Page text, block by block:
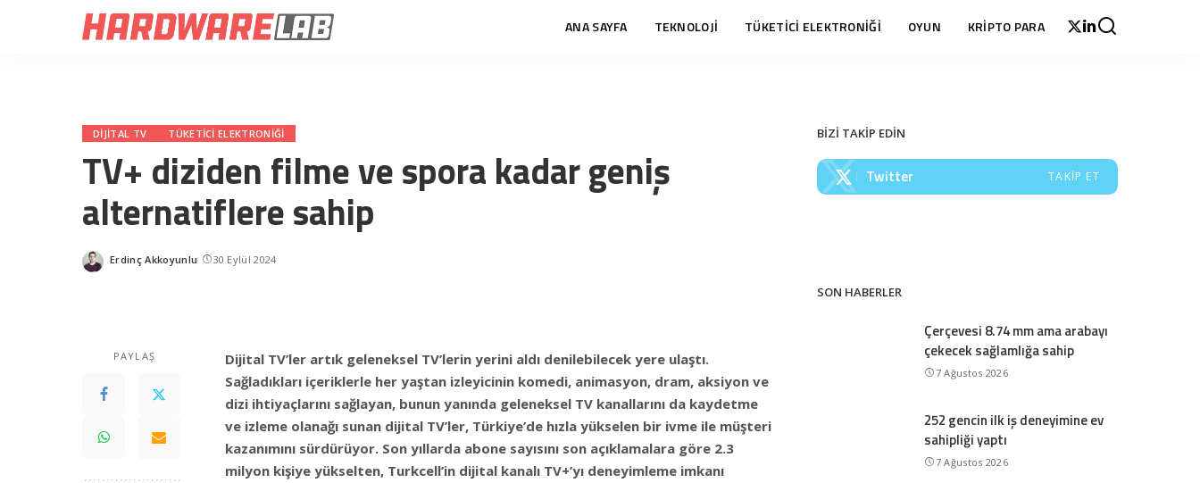
ANA SAYFA TEKNOLOJİ TÜKETİCİ ELEKTRONİĞİ OYUN KRİPTO PARA
DIJITAL TV TÜKETICI ELEKTRONIĞI
TV+ diziden filme ve spora kadar geniş
alternatiflere sahip
Posted
Erdinç Akkoyunlu 30 Eylül 2024
PAYLAŞ
Dijital TV’ler artık geleneksel TV’lerin yerini aldı denilebilecek yere ulaştı.
Sağladıkları içeriklerle her yaştan izleyicinin komedi, animasyon, dram, aksiyon ve
dizi ihtiyaçlarını sağlayan, bunun yanında geleneksel TV kanallarını da kaydetme
ve izleme olanağı sunan dijital TV’ler, Türkiye’de hızla yükselen bir ivme ile müşteri
kazanımını sürdürüyor. Son yıllarda abone sayısını son açıklamalara göre 2.3
milyon kişiye yükselten, Turkcell’in dijital kanalı TV+’yı deneyimleme imkanı
BİZİ TAKİP EDİN
Twitter TAKIP ET
SON HABERLER
Çerçevesi 8.74 mm ama arabayı
çekecek sağlamlığa sahip
7 Ağustos 2026
252 gencin ilk iş deneyimine ev
sahipliği yaptı
7 Ağustos 2026